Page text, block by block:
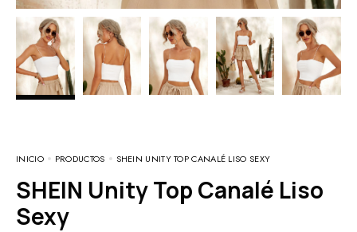
INICIO PRODUCTOS SHEIN UNITY TOP CANALÉ LISO SEXY
SHEIN Unity Top Canalé Liso
Sexy